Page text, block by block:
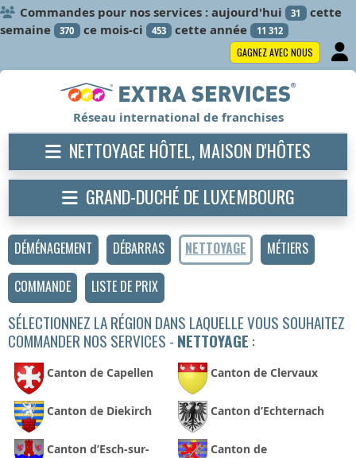
Commandes pour nos services : aujourd'hui 31 cette
semaine
370 ce mois-ci 453 cette année 11 312
GAGNEZ AVEC NOUS
DÉMÉNAGEMENT DÉBARRAS NETTOYAGE
MÉTIERS
COMMANDE
LISTE DE PRIX
SÉLECTIONNEZ LA RÉGION DANS LAQUELLE VOUS SOUHAITEZ
COMMANDER NOS SERVICES - NETTOYAGE :
Canton de Capellen Canton de Clervaux
Canton de Diekirch Canton d’Echternach
Canton d’Esch-sur-
Canton de
Réseau international de franchises
NETTOYAGE HÔTEL, MAISON D'HÔTES
GRAND-DUCHÉ DE LUXEMBOURG